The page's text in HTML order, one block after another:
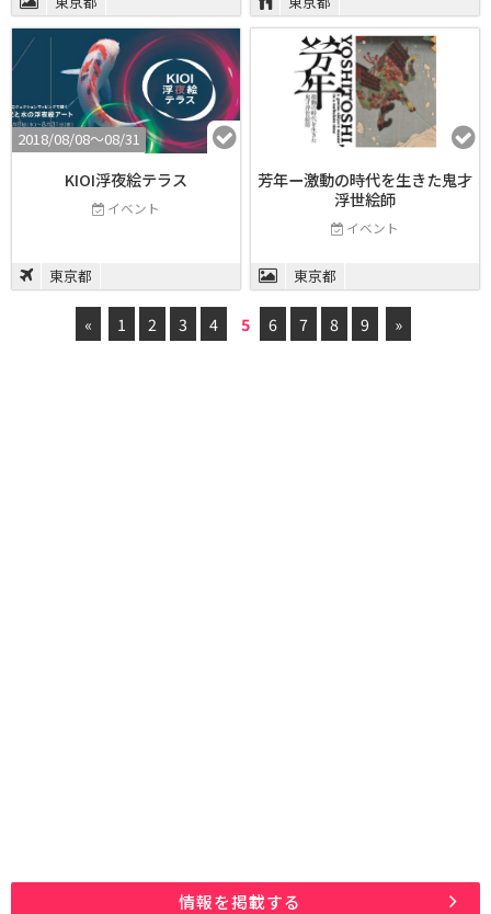
2018/08/08〜08/31
KIOI浮夜絵テラス
イベント
東京都
芳年ー激動の時代を生きた鬼才
浮世絵師
イベント
東京都
« 1 2 3 4 5 6 7 8 9 »
情報を掲載する